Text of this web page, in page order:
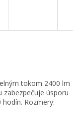
tokom 2400 lm
zabezpečuje úsporu
Rozmery: